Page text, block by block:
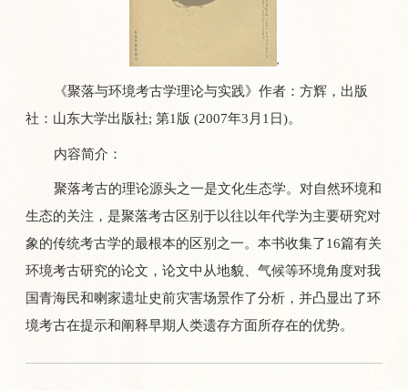
《聚落与环境考古学理论与实践》作者：方辉，出版
社：山东大学出版社; 第1版 (2007年3月1日)。
内容简介：
聚落考古的理论源头之一是文化生态学。对自然环境和
生态的关注，是聚落考古区别于以往以年代学为主要研究对
象的传统考古学的最根本的区别之一。本书收集了16篇有关
环境考古研究的论文，论文中从地貌、气候等环境角度对我
国青海民和喇家遗址史前灾害场景作了分析，并凸显出了环
境考古在提示和阐释早期人类遗存方面所存在的优势。